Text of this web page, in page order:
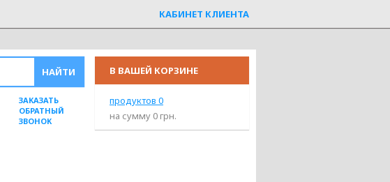
КАБИНЕТ КЛИЕНТА
В ВАШЕЙ КОРЗИНЕ
продуктов 0
на сумму 0 грн.
ЗАКАЗАТЬ
ОБРАТНЫЙ
ЗВОНОК